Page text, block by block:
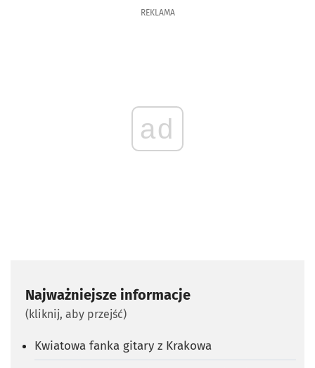
REKLAMA
ad
Najważniejsze informacje
(kliknij, aby przejść)
Kwiatowa fanka gitary z Krakowa